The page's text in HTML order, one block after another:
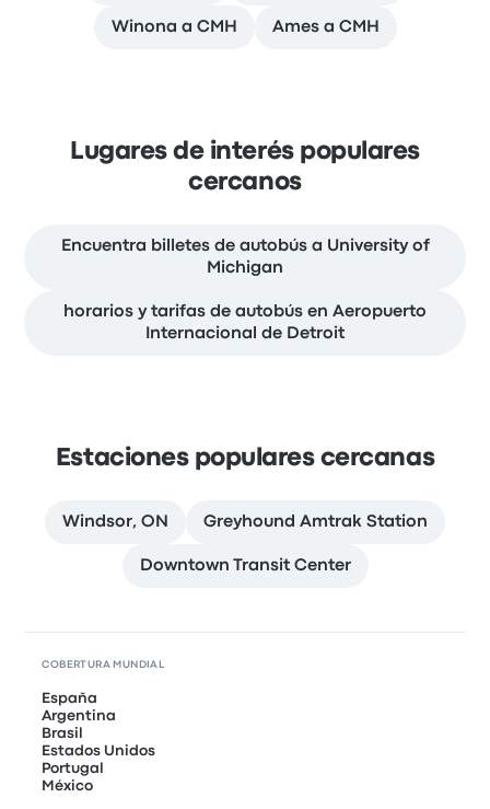
Winona a CMH Ames a CMH
Lugares de interés populares
cercanos
Encuentra billetes de autobús a University of
Michigan
horarios y tarifas de autobús en Aeropuerto
Internacional de Detroit
Estaciones populares cercanas
Windsor, ON Greyhound Amtrak Station
Downtown Transit Center
COBERTURA MUNDIAL
España
Argentina
Brasil
Estados Unidos
Portugal
México